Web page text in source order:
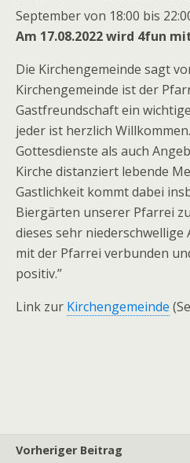
September von 18:00 bis
Am 17.08.2022 wird 4fun
Die Kirchengemeinde sagt
Kirchengemeinde ist der
Gastfreundschaft ein
jeder ist herzlich
Gottesdienste als auch
Kirche distanziert lebende
Gastlichkeit kommt dabei
Biergärten unserer Pfarrei
dieses sehr
mit der Pfarrei verbunden
positiv.”
Link zur Kirchengemeinde
Vorheriger Beitrag